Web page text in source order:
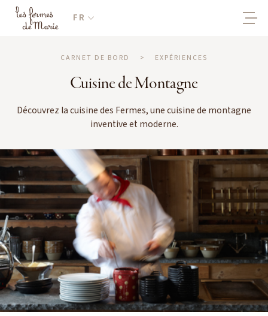
FR
CARNET DE BORD > EXPÉRIENCES
Cuisine de Montagne
Découvrez la cuisine des Fermes, une cuisine de montagne
inventive et moderne.